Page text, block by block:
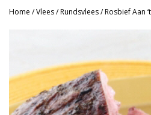
Home /Vlees/Rundsvlees/ Rosbief Aan